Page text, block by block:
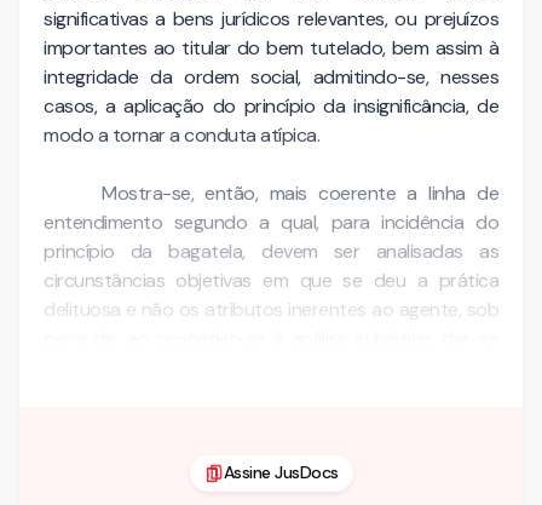
significativas a bens jurídicos relevantes, ou prejuízos
importantes ao titular do bem tutelado, bem assim à
integridade da ordem social, admitindo-se, nesses
casos, a aplicação do princípio da insignificância, de
modo a tornar a conduta atípica.
Mostra-se, então, mais coerente a linha de
entendimento segundo a qual, para incidência do
princípio da bagatela, devem ser analisadas as
circunstâncias objetivas em que se deu a prática
delituosa e não os atributos inerentes ao agente, sob
Assine JusDocs